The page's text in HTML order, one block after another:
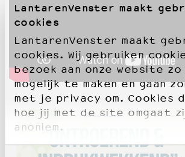
LantarenVenster maakt
cookies
LantarenVenster maakt
cookies. Wij gebruiken
bezoek aan onze website
mogelijk te maken en gaan
met je privacy om. Cookies
hoe jij met de site omgaat
anoniem.